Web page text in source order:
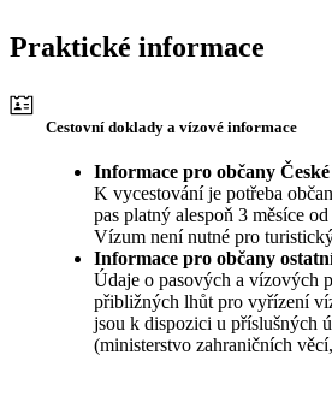
Praktické informace
Cestovní doklady a vízové informace
Informace pro občany
K vycestování je potřeba
pas platný alespoň 3 měsíce
Vízum není nutné pro
Informace pro občany
Údaje o pasových a vízových
přibližných lhůt pro vyřízení
jsou k dispozici u příslušných
(ministerstvo zahraničních